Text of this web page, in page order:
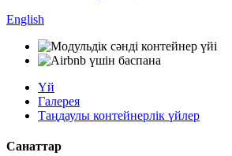
English
Үй
Галерея
Таңдаулы контейнерлік үйлер
Санаттар